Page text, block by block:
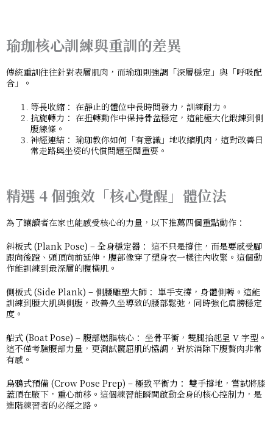
瑜珈核心訓練與重訓的差異
傳統重訓往往針對表層肌肉，而瑜珈則強調「深層穩定」與「呼吸配
合」。
等長收縮： 在靜止的體位中長時間發力，訓練耐力。
抗旋轉力： 在扭轉動作中保持骨盆穩定，這能極大化鍛鍊到側
腹線條。
神經連結： 瑜珈教你如何「有意識」地收縮肌肉，這對改善日
常走路與坐姿的代償問題至關重要。
精選 4 個強效「核心覺醒」體位法
為了讓讀者在家也能感受核心的力量，以下推薦四個重點動作：
斜板式 (Plank Pose) – 全身穩定器： 這不只是撐住，而是要感受腳
跟向後蹬、頭頂向前延伸，腹部像穿了塑身衣一樣往內收緊。這個動
作能訓練到最深層的腹橫肌。
側板式 (Side Plank) – 側腰雕塑大師： 單手支撐，身體側轉。這能
訓練到腰大肌與側腹，改善久坐導致的腰部鬆弛，同時強化肩膀穩定
度。
船式 (Boat Pose) – 腹部燃脂核心： 坐骨平衡，雙腿抬起呈 V 字型。
這不僅考驗腹部力量，更測試髖屈肌的協調，對於消除下腹贅肉非常
有感。
烏鴉式預備 (Crow Pose Prep) – 極致平衡力： 雙手撐地，嘗試將膝
蓋頂在腋下，重心前移。這個練習能瞬間啟動全身的核心控制力，是
進階練習者的必經之路。